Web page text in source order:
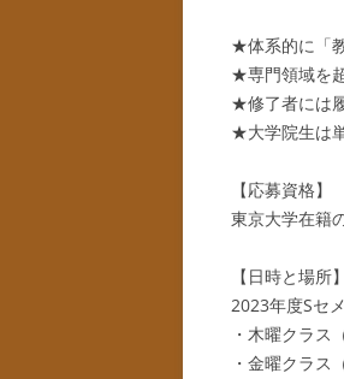
★体系的に「
★専門領域を
★修了者には
★大学院生は
【応募資格】
東京大学在籍
【日時と場所】
2023年度Sセ
・木曜クラス
・金曜クラス